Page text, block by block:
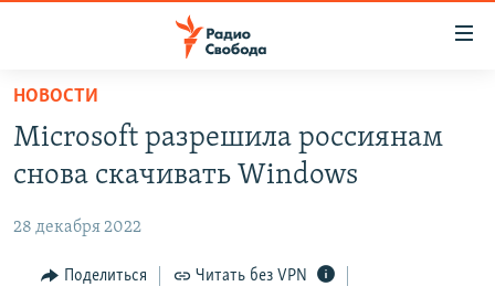
упрощенного
доступа
основному
Вернутся
ПРОГРАММЫ
ЦИТАТЫ СВОБОДЫ
МНЕНИЯ
НОВОСТИ
Microsoft разрешила россиянам
снова скачивать Windows
28 декабря 2022
Поделиться Читать без VPN